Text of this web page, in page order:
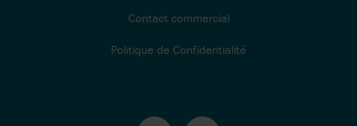
Contact commercial
Politique de Confidentialité